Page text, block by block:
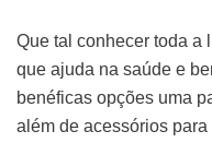
Que tal conhecer toda a
que ajuda na saúde e
benéficas opções uma
além de acessórios